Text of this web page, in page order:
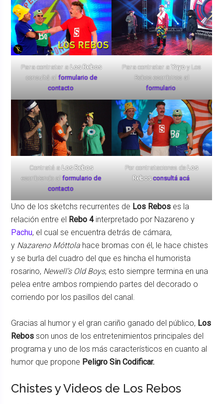
Para contratar aLos Rebos
consultá al formulario de
contacto.
Para contratar aYayoy Los
Rebos escribinos al
formulario
Contratá aLos Rebos
escribiendo alformulario de
contacto.
Por contrataciones deLos
Rebos consultá acá.
Uno de los sketchs recurrentes de Los Rebos es la
relación entre el Rebo 4interpretado por Nazareno y
Pachu, el cual se encuentra detrás de cámara,
y Nazareno Móttola hace bromas con él, le hace chistes
y se burla del cuadro del que es hincha el humorista
rosarino, Newell’s Old Boys, esto siempre termina en una
pelea entre ambos rompiendo partes del decorado o
corriendo por los pasillos del canal.
Gracias al humor y el gran cariño ganado del público, Los
Rebos son unos de los entretenimientos principales del
programa y uno de los más característicos en cuanto al
humor que propone Peligro Sin Codificar.
Chistes y Videos de Los Rebos